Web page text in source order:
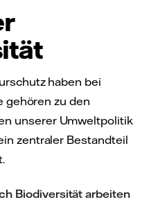
haben bei
gehören zu den
unserer Umweltpolitik
zentraler Bestandteil
Biodiversität arbeiten